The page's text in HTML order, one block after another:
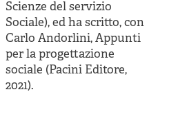
Scienze del servizio
Sociale), ed ha scritto, con
Carlo Andorlini, Appunti
per la progettazione
sociale (Pacini Editore,
2021).